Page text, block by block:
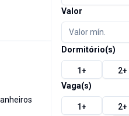
s
Valor
Dormitório(s)
1+ 2+
Vaga(s)
1+ 2+